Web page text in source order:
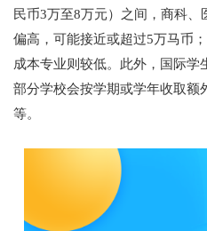
民币3万至8万元）之间，商科
偏高，可能接近或超过5万马币
成本专业则较低。此外，国际学
部分学校会按学期或学年收取额
等。